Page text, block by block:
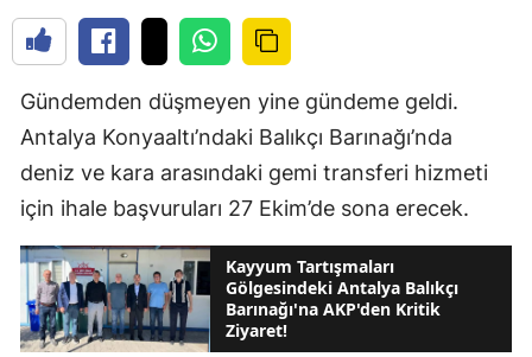
Gündemden düşmeyen yine gündeme geldi.
Antalya Konyaaltı’ndaki Balıkçı Barınağı’nda
deniz ve kara arasındaki gemi transferi hizmeti
için ihale başvuruları 27 Ekim’de sona erecek.
Kayyum Tartışmaları
Gölgesindeki Antalya Balıkçı
Barınağı'na AKP'den Kritik
Ziyaret!